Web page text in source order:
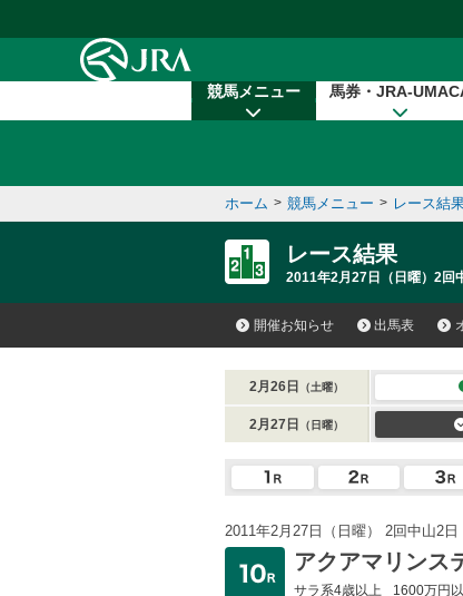
競馬メニュー 馬券・JRA-
ホーム > 競馬メニュー > レース結
レース結果
2011年2月27日（日曜）2回
開催お知らせ 出馬表
2月26日 （土曜）
2月27日 （日曜）
2011年2月27日（日曜） 2回中山2日
アクアマリンス
サラ系4歳以上 1600万円